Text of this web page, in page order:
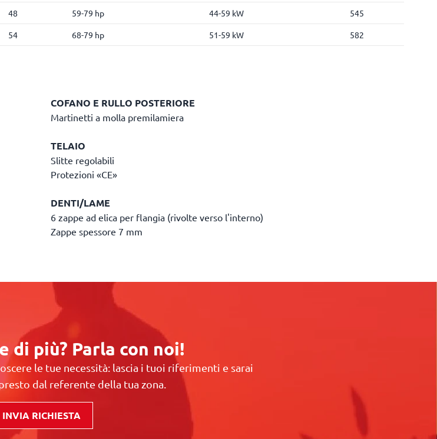
48 59-79 hp 44-59 kW 545
54 68-79 hp 51-59 kW 582
COFANO E RULLO POSTERIORE
Martinetti a molla premilamiera
TELAIO
Slitte regolabili
Protezioni «CE»
DENTI/LAME
6 zappe ad elica per flangia (rivolte verso l'interno)
Zappe spessore 7 mm
di più? Parla con noi!
le tue necessità: lascia i tuoi riferimenti e sarai
dal referente della tua zona.
INVIA RICHIESTA